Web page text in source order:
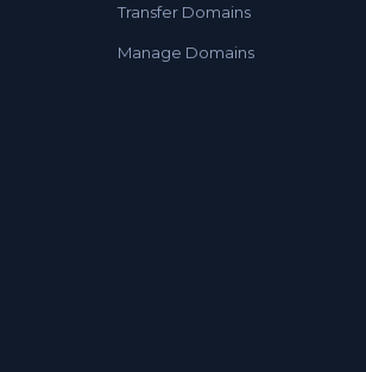
Transfer Domains
Manage Domains